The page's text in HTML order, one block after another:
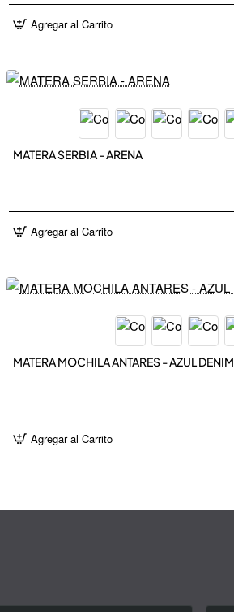
Agregar al Carrito
NEW IN
MATERA SERBIA - ARENA
Agregar al Carrito
MATERA MOCHILA ANTARES - AZUL DENIM
Agregar al Carrito